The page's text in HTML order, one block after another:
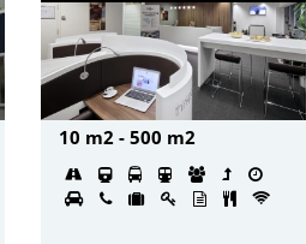
10 m2 - 500 m2